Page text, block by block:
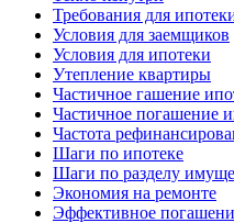
Требования для
Условия для заемщиков
Условия для ипотеки
Утепление квартиры
Частичное гашение
Частичное погашение
Частота
Шаги по ипотеке
Шаги по разделу
Экономия на ремонте
Эффективное